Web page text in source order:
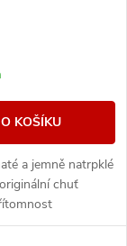
KOŠÍKU
a jemně natrpklé
chuť
brusinek. Vše je